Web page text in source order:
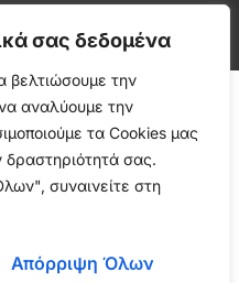
σας δεδομένα
βελτιώσουμε την
αναλύουμε την
τα Cookies μας
σας.
συναινείτε στη
Απόρριψη Όλων